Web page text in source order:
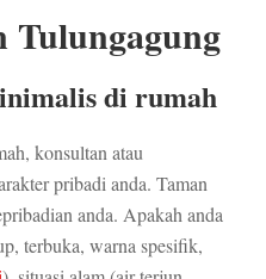
Tulungagung
di rumah
konsultan atau
pribadi anda. Taman
anda. Apakah anda
terbuka, warna spesifik,